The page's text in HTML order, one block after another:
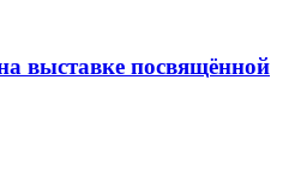
выставке посвящённой